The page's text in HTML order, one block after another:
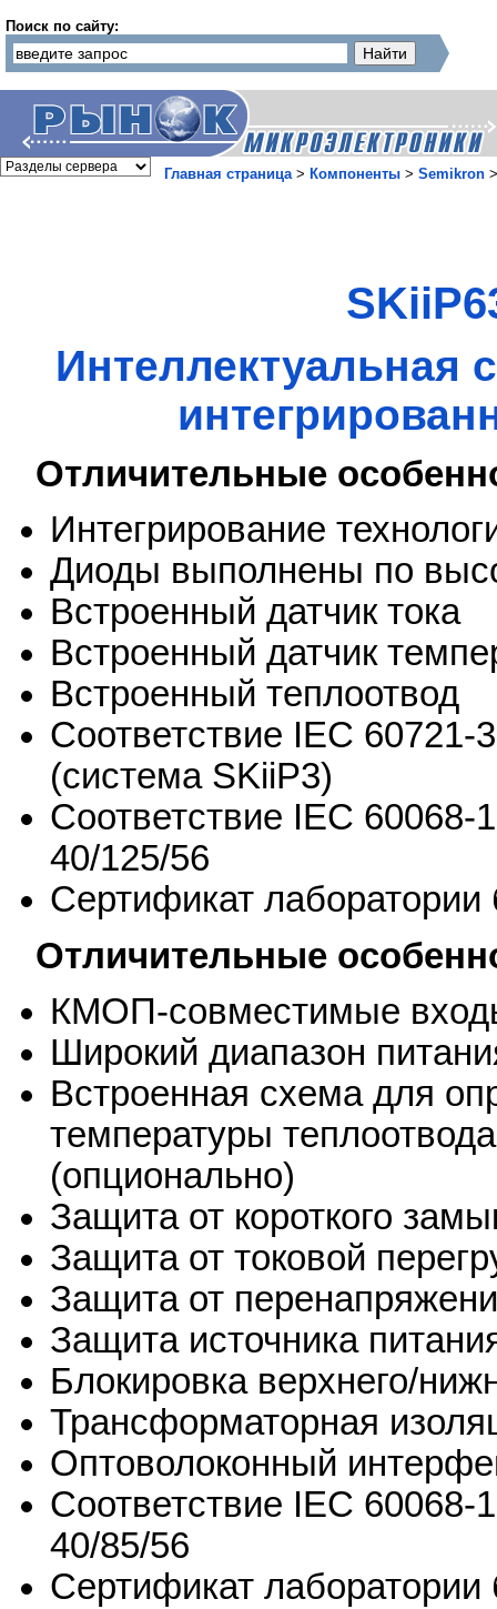
Поиск по сайту:
Главная страница> Компоненты > Semikron
Интеллектуальная
Отличительные
Интегрирование
Диоды выполнены по
Встроенный датчик тока
Встроенный датчик
Встроенный теплоотвод
Соответствие IEC 60721-
(система SKiiP3)
Соответствие IEC 60068-
40/125/56
Сертификат лаборатории
Отличительные
КМОП-совместимые
Широкий диапазон
Встроенная схема для
температуры
(опционально)
Защита от короткого
Защита от токовой
Защита от
Защита источника
Блокировка верхнего/
Трансформаторная
Оптоволоконный
Соответствие IEC 60068-
40/85/56
Сертификат лаборатории